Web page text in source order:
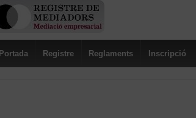
Portada Registre Reglaments Inscripció